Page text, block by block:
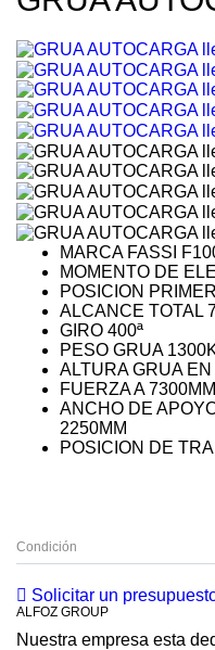
MARCA FASSI
MOMENTO DE
POSICION
ALCANCE TOTAL
GIRO 400ª
PESO GRUA
ALTURA GRUA
FUERZA A
ANCHO DE
2250MM
POSICION DE
Condición
Solicitar un
ALFOZ GROUP
Nuestra empresa esta